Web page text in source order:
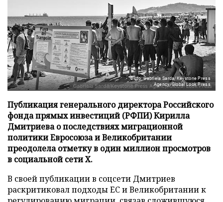
Фото: Gabriela Sarda/Keystone Press
Agency/Global Look Press
Публикация генерального директора Российского
фонда прямых инвестиций (РФПИ) Кирилла
Дмитриева о последствиях миграционной
политики Евросоюза и Великобритании
преодолела отметку в один миллион просмотров
в социальной сети X.
В своей публикации в соцсети Дмитриев
раскритиковал подходы ЕС и Великобритании к